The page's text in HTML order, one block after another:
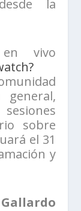
la
vivo
sobre
el 31
y